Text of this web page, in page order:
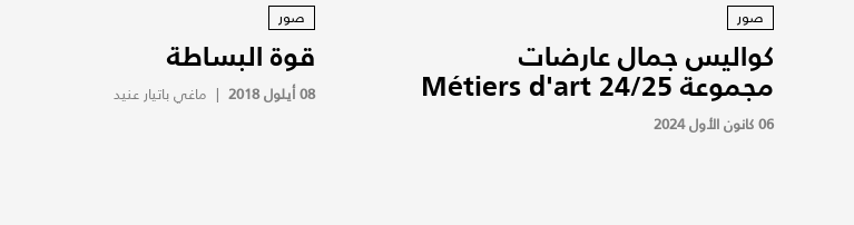
صور
كواليس جمال عارضات
مجموعة Métiers d'art 24/25
06 كانون الأول 2024
صور
قوة البساطة
08 أيلول 2018 | ماغي باتيار عنيد